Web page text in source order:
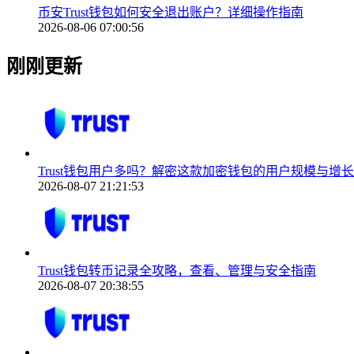
币安Trust钱包如何安全退出账户？详细操作指南
2026-08-06 07:00:56
刚刚更新
Trust钱包用户多吗？解密这款加密钱包的用户规模与增
2026-08-07 21:21:53
Trust钱包转币记录全攻略，查看、管理与安全指南
2026-08-07 20:38:55